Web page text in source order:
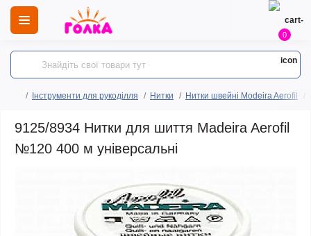
0
Інструменти для рукоділля Нитки Нитки швейні Modeira Aerofil
9125/8934 Нитки для шиття Madeira Aerofil
№120 400 м універсальні